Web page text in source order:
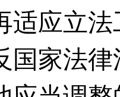
适应立
国家法